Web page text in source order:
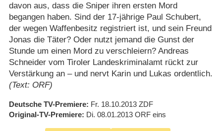
davon aus, dass die Sniper ihren ersten Mord
begangen haben. Sind der 17-jährige Paul Schubert,
der wegen Waffenbesitz registriert ist, und sein Freund
Jonas die Täter? Oder nutzt jemand die Gunst der
Stunde um einen Mord zu verschleiern? Andreas
Schneider vom Tiroler Landeskriminalamt rückt zur
Verstärkung an – und nervt Karin und Lukas ordentlich.
(Text: ORF)
Deutsche TV-Premiere Fr. 18.10.2013 ZDF
Original-TV-Premiere Di. 08.01.2013 ORF eins